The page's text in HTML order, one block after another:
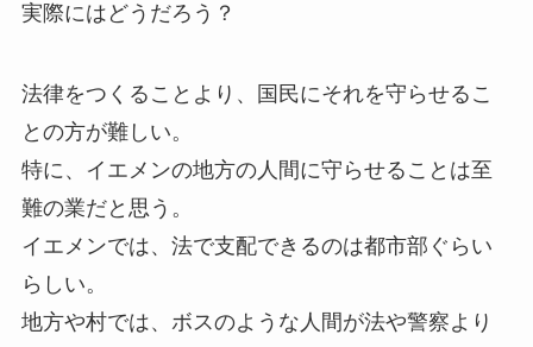
実際にはどうだろう？
法律をつくることより、国民にそれを守らせるこ
との方が難しい。
特に、イエメンの地方の人間に守らせることは至
難の業だと思う。
イエメンでは、法で支配できるのは都市部ぐらい
らしい。
地方や村では、ボスのような人間が法や警察より